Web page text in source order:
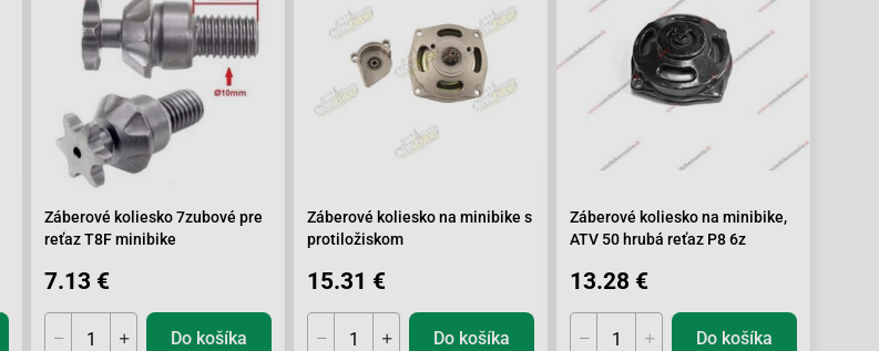
Záberové koliesko 7zubové pre
reťaz T8F minibike
7.13 €
Do košíka
Záberové koliesko na minibike s
protiložiskom
15.31 €
Do košíka
Záberové koliesko na minibike,
ATV 50 hrubá reťaz P8 6z
13.28 €
Do košíka